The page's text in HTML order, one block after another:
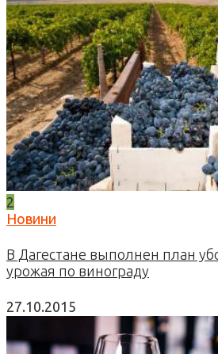
2
Новини
В Дагестане выполнен план
урожая по винограду
27.10.2015